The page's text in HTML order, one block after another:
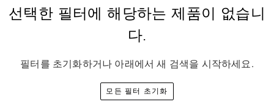
선택한 필터에 해당하는 제품이 없습니
다.
필터를 초기화하거나 아래에서 새 검색을 시작하세요.
모든 필터 초기화